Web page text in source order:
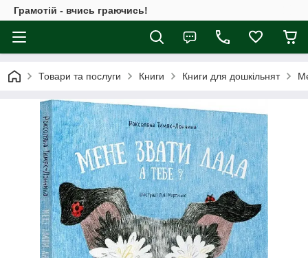
Грамотій - вчись граючись!
Товари та послуги Книги Книги для дошкільнят